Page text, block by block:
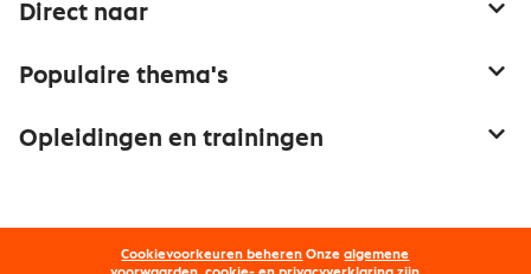
Direct naar
Netwerk en communities
Word lid van Nevi
Populaire thema's
Onderhandelen
Opleidingen en trainingen
Opleidingen
Cookievoorkeuren beheren Onzealgemene